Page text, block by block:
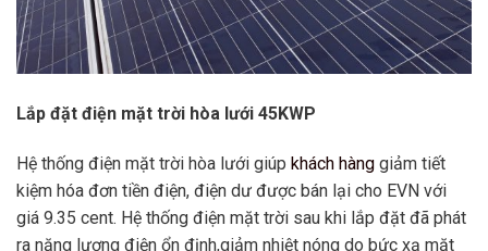
Lắp đặt điện mặt trời hòa lưới 45KWP
Hệ thống điện mặt trời hòa lưới giúp khách hàng giảm tiết
kiệm hóa đơn tiền điện, điện dư được bán lại cho EVN với
giá 9.35 cent. Hệ thống điện mặt trời sau khi lắp đặt đã phát
ra năng lượng điện ổn định,giảm nhiệt nóng do bức xạ mặt